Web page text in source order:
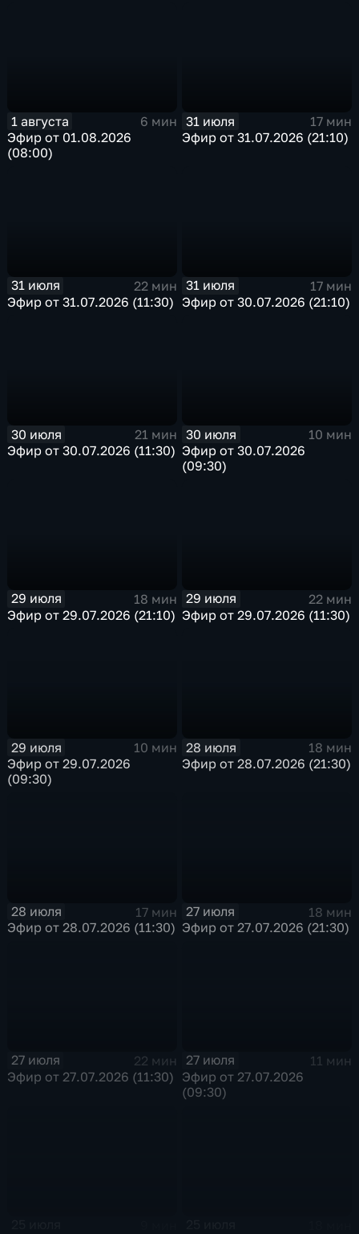
1 августа
6 мин
Эфир от 01.08.2026
(08:00)
31 июля
17 мин
Эфир от 31.07.2026 (21:10)
31 июля
22 мин
Эфир от 31.07.2026 (11:30)
31 июля
17 мин
Эфир от 30.07.2026 (21:10)
30 июля
21 мин
Эфир от 30.07.2026 (11:30)
30 июля
10 мин
Эфир от 30.07.2026
(09:30)
29 июля
18 мин
Эфир от 29.07.2026 (21:10)
29 июля
22 мин
Эфир от 29.07.2026 (11:30)
29 июля
10 мин
Эфир от 29.07.2026
(09:30)
28 июля
18 мин
Эфир от 28.07.2026 (21:30)
28 июля
17 мин
Эфир от 28.07.2026 (11:30)
27 июля
18 мин
Эфир от 27.07.2026 (21:30)
27 июля
22 мин
Эфир от 27.07.2026 (11:30)
27 июля
11 мин
Эфир от 27.07.2026
(09:30)